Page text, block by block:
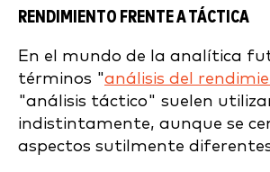
RENDIMIENTO FRENTE A TÁCTICA
En el mundo de la analítica
términos "análisis del
"análisis táctico" suelen
indistintamente, aunque se
aspectos sutilmente